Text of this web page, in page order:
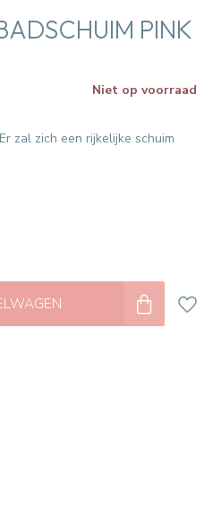
PINK
Niet op voorraad
zal zich een rijkelijke schuim